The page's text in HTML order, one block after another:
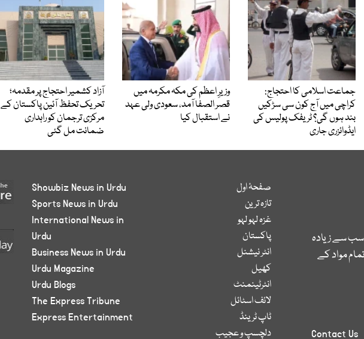
جماعت اسلامی کا احتجاج:
کراچی میں آج کون سی سڑکیں
بند ہوں گی؟ ٹریفک پولیس کی
ایڈوائزری جاری
وزیرِ اعظم کی مکہ مکرمہ میں
قصر الصفا آمد، سعودی ولی عہد
نے استقبال کیا
آزاد کشمیر احتجاج پر مقدمہ؛
تحریک تحفظ آئین پاکستان کے
مرکزی ترجمان کو راہداری
ضمانت مل گئی
سب سے زیادہ
مواد کے
Contact Us
صفحۂ اول
تازہ ترین
غزہ لہو لہو
پاکستان
انٹر نیشنل
کھیل
انٹرٹینمنٹ
لائف اسٹائل
ٹاپ ٹرینڈ
دلچسپ و عجیب
Showbiz News in Urdu
Sports News in Urdu
International News in
Urdu
Business News in Urdu
Urdu Magazine
Urdu Blogs
The Express Tribune
Express Entertainment